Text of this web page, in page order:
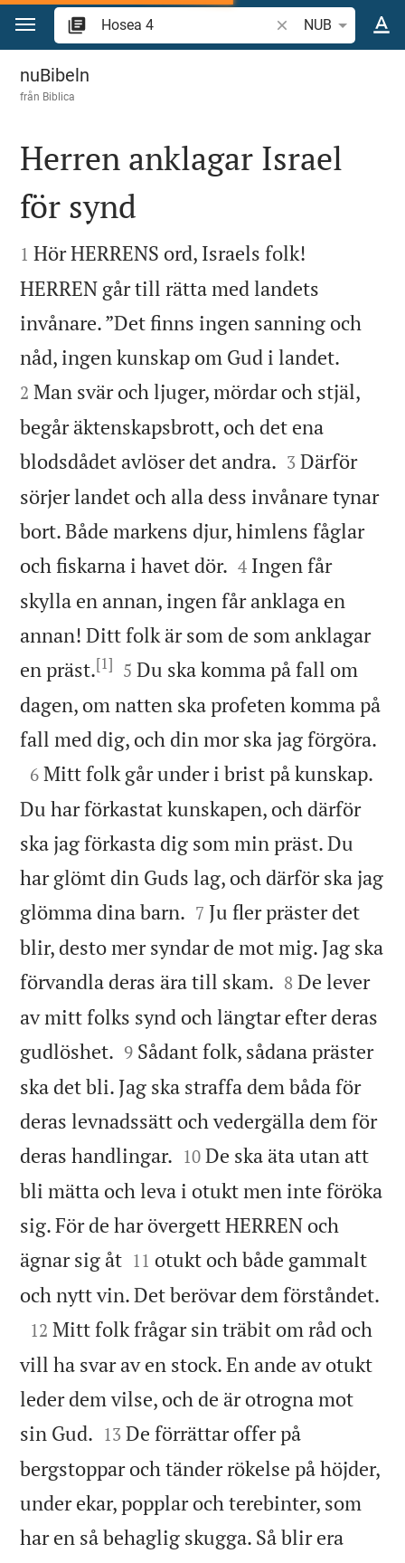
Hoppa till innehåll
Sök bibelvers eller
NUB
Hosea 4
nuBibeln
från Biblica

Herren anklagar Israel
för synd

1 Hör HERRENS ord, Israels folk!
HERREN går till rätta med landets
invånare. ”Det finns ingen sanning och
nåd, ingen kunskap om Gud i landet.
2 Man svär och ljuger, mördar och stjäl,
begår äktenskapsbrott, och det ena
blodsdådet avlöser det andra. 

3 Därför
sörjer landet och alla dess invånare tynar
bort. Både markens djur, himlens fåglar
och fiskarna i havet dör. 

4 Ingen får
skylla en annan, ingen får anklaga en
annan! Ditt folk är som de som anklagar
en präst.[1] 

5 Du ska komma på fall om
dagen, om natten ska profeten komma på
fall med dig, och din mor ska jag förgöra.

6 Mitt folk går under i brist på kunskap.
Du har förkastat kunskapen, och därför
ska jag förkasta dig som min präst. Du
har glömt din Guds lag, och därför ska jag
glömma dina barn. 

7 Ju fler präster det
blir, desto mer syndar de mot mig. Jag ska
förvandla deras ära till skam. 

8 De lever
av mitt folks synd och längtar efter deras
gudlöshet. 

9 Sådant folk, sådana präster
ska det bli. Jag ska straffa dem båda för
deras levnadssätt och vedergälla dem för
deras handlingar. 

10 De ska äta utan att
bli mätta och leva i otukt men inte föröka
sig. För de har övergett HERREN och
ägnar sig åt
11 otukt och både gammalt
och nytt vin. Det berövar dem förståndet.

12 Mitt folk frågar sin träbit om råd och
vill ha svar av en stock. En ande av otukt
leder dem vilse, och de är otrogna mot
sin Gud. 

13 De förrättar offer på
bergstoppar och tänder rökelse på höjder,
under ekar, popplar och terebinter, som
har en så behaglig skugga. Så blir era